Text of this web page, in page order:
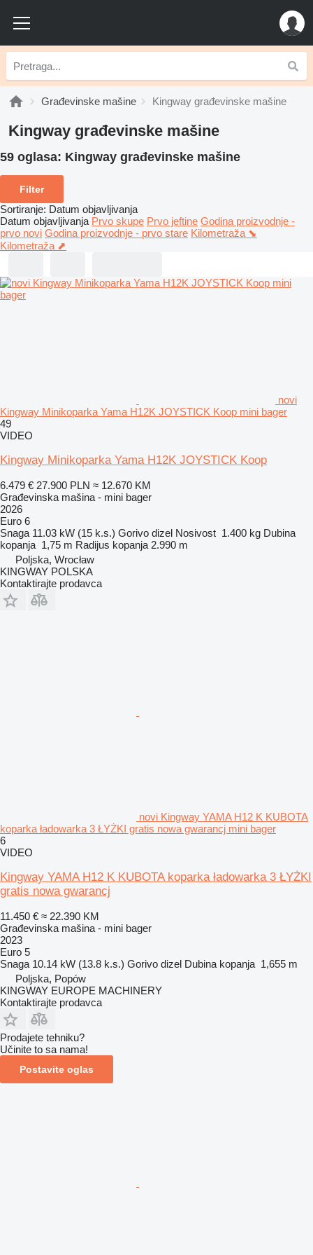
Građevinske mašine Kingway građevinske mašine
Kingway građevinske mašine
59 oglasa: Kingway građevinske mašine
Filter
Sortiranje: Datum objavljivanja
Datum objavljivanja Prvo skupe Prvo jeftine Godina proizvodnje -
prvo novi Godina proizvodnje - prvo stare Kilometraža ⬊
Kilometraža ⬈
novi
Kingway Minikoparka Yama H12K JOYSTICK Koop mini bager
49
VIDEO
Kingway Minikoparka Yama H12K JOYSTICK Koop
6.479 € 27.900 PLN ≈ 12.670 KM
Građevinska mašina - mini bager
2026
Euro 6
Snaga 11.03 kW (15 k.s.) Gorivo dizel Nosivost 1.400 kg Dubina
kopanja 1,75 m Radijus kopanja 2.990 m
Poljska, Wrocław
KINGWAY POLSKA
Kontaktirajte prodavca
novi Kingway YAMA H12 K KUBOTA
koparka ładowarka 3 ŁYŻKI gratis nowa gwarancj mini bager
6
VIDEO
Kingway YAMA H12 K KUBOTA koparka ładowarka 3 ŁYŻKI
gratis nowa gwarancj
11.450 € ≈ 22.390 KM
Građevinska mašina - mini bager
2023
Euro 5
Snaga 10.14 kW (13.8 k.s.) Gorivo dizel Dubina kopanja 1,655 m
Poljska, Popów
KINGWAY EUROPE MACHINERY
Kontaktirajte prodavca
Prodajete tehniku?
Učinite to sa nama!
Postavite oglas